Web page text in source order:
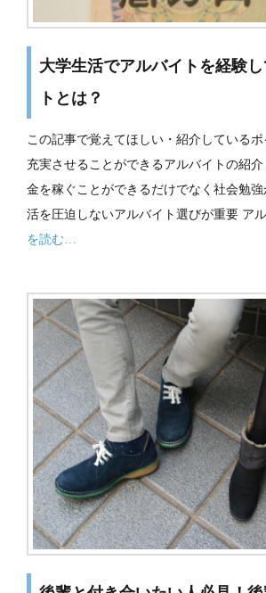
大学生活でアルバイトを経験
トとは？
この記事で覚えてほしい・紹介している
充実させることができるアルバイトの紹
金を稼ぐことができるだけでなく社会勉
活を圧迫しないアルバイト選びが重要 ア
を読む…